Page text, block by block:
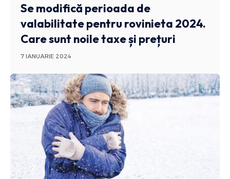
Se modifică perioada de
valabilitate pentru rovinieta 2024.
Care sunt noile taxe și prețuri
7 IANUARIE 2024